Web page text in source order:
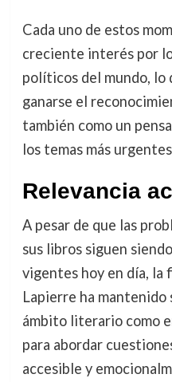
Cada uno de estos
creciente interés por
políticos del mundo, lo
ganarse el
también como un
los temas más
Relevancia
A pesar de que las
sus libros siguen
vigentes hoy en día, la
Lapierre ha
ámbito literario como
para abordar
accesible y